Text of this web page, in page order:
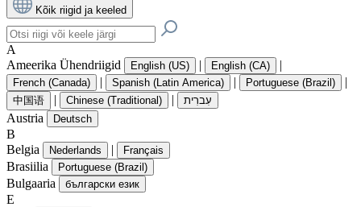
Kõik riigid ja keeled
A
Ameerika Ühendriigid
English (US) | English (CA) |
French (Canada) | Spanish (Latin America) | Portuguese (Brazil) |
中国语 | Chinese (Traditional) | עִברִית
Austria Deutsch
B
Belgia
Nederlands | Français
Brasiilia Portuguese (Brazil)
Bulgaaria български език
E